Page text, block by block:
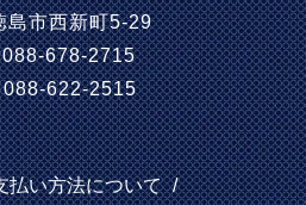
島市西新町5-29
678-2715
088-622-2515
払い方法について /